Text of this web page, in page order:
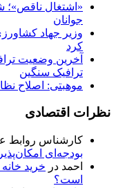
«اشتغال
جوانان
وزیر جهاد
کرد
آخرین وضعیت
ترافیک سنگین
موهبتی: اصلاح
نظرات اقتصادی
کارشناس روابط
بودجه‌ای
احمد در خرید
است؟